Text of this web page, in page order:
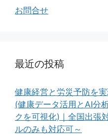
お問合せ
最近の投稿
健康経営と労災予防を
(健康データ活用とAI分
クを可視化)｜全国出張
ルのみも対応可～